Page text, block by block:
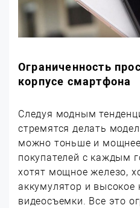
Ограниченность
корпусе смартфона
Следуя модным
стремятся делать
можно тоньше и
покупателей с каждым
хотят мощное железо,
аккумулятор и высокое
видеосъемки. Все это